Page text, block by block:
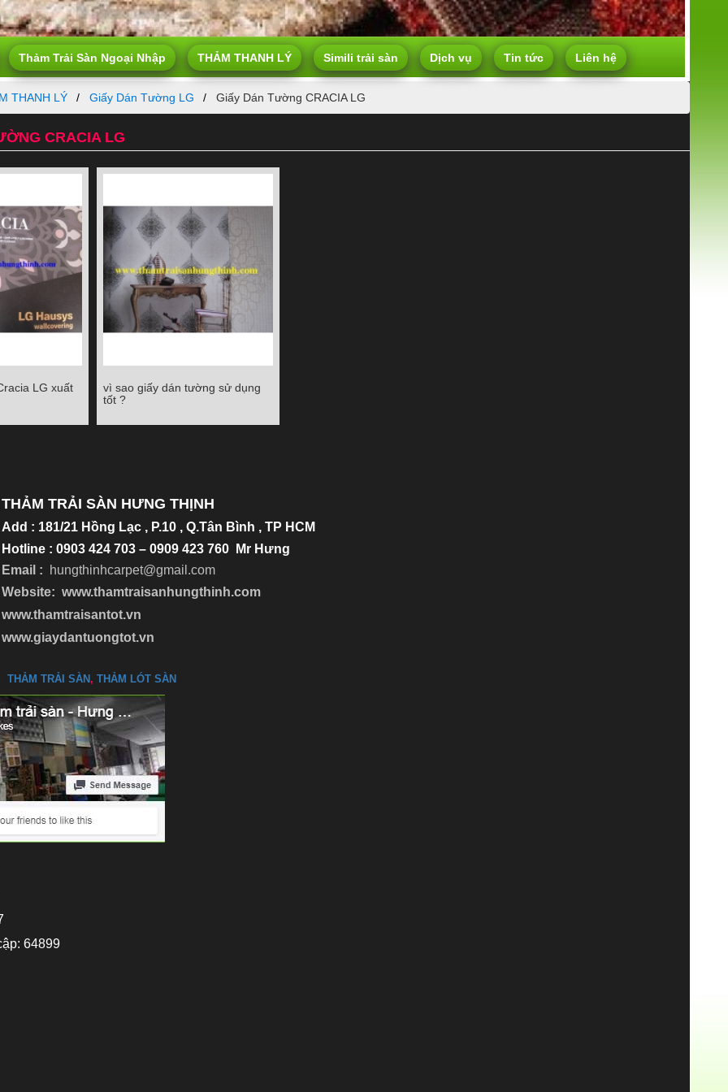
Thảm Trải Sàn Ngoại Nhập THẢM THANH LÝ Simili trải sàn Dịch vụ Tin tức Liên hệ
THANH LÝ Giấy Dán Tường LG Giấy Dán Tường CRACIA LG
CRACIA LG
LG xuất
LG xuất
vì sao giấy dán tường sử dụng
vì sao giấy dán tường sử dụng
tốt ?
THẢM TRẢI SÀN HƯNG THỊNH
Add : 181/21 Hồng Lạc , P.10 , Q.Tân Bình , TP HCM
Hotline : 0903 424 703 – 0909 423 760 Mr Hưng
Email :
hungthinhcarpet@gmail.com
Website: www.thamtraisanhungthinh.com
www.thamtraisantot.vn
www.giaydantuongtot.vn
THẢM TRẢI SÀN , THẢM LÓT SÀN
64899